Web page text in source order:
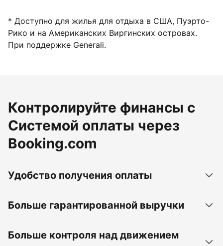
* Доступно для жилья для отдыха в США, Пуэрто-
Рико и на Американских Виргинских островах.
При поддержке Generali.
Контролируйте финансы с
Системой оплаты через
Booking.com
Удобство получения оплаты
Больше гарантированной выручки
Больше контроля над движением